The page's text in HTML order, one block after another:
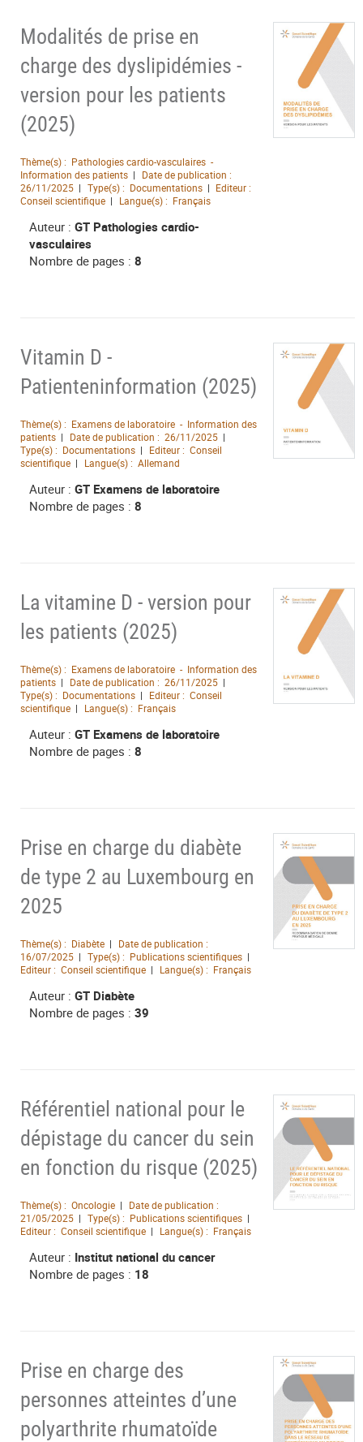
Modalités de prise en
charge des dyslipidémies -
version pour les patients
(2025)
Thème(s) : Pathologies cardio-vasculaires -
Information des patients
Date de publication :
26/11/2025
Type(s) : Documentations
Editeur :
Conseil scientifique
Langue(s) : Français
Auteur : GT Pathologies cardio-
vasculaires
Nombre de pages : 8
Vitamin D -
Patienteninformation (2025)
Thème(s) : Examens de laboratoire - Information des
patients
Date de publication : 26/11/2025
Type(s) : Documentations Editeur : Conseil
scientifique
Langue(s) : Allemand
Auteur : GT Examens de laboratoire
Nombre de pages : 8
La vitamine D - version pour
les patients (2025)
Thème(s) : Examens de laboratoire - Information des
patients
Date de publication : 26/11/2025
Type(s) : Documentations Editeur : Conseil
scientifique
Langue(s) : Français
Auteur : GT Examens de laboratoire
Nombre de pages : 8
Prise en charge du diabète
de type 2 au Luxembourg en
2025
Thème(s) : Diabète
Date de publication :
16/07/2025
Type(s) : Publications scientifiques
Editeur : Conseil scientifique Langue(s) : Français
Auteur : GT Diabète
Nombre de pages : 39
Référentiel national pour le
dépistage du cancer du sein
en fonction du risque (2025)
Thème(s) : Oncologie
Date de publication :
21/05/2025
Type(s) : Publications scientifiques
Editeur : Conseil scientifique Langue(s) : Français
Auteur : Institut national du cancer
Nombre de pages : 18
Prise en charge des
personnes atteintes d’une
polyarthrite rhumatoïde